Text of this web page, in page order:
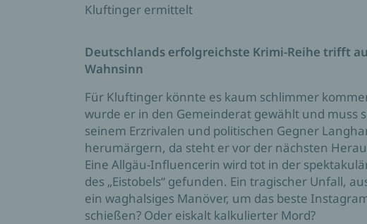
Kluftinger ermittelt
Deutschlands erfolgreichste Krimi-Reihe trifft
Wahnsinn
Für Kluftinger könnte es kaum schlimmer
wurde er in den Gemeinderat gewählt und muss
seinem Erzrivalen und politischen Gegner
herumärgern, da steht er vor der nächsten
Eine Allgäu-Influencerin wird tot in der
des „Eistobels“ gefunden. Ein tragischer Unfall,
ein waghalsiges Manöver, um das beste
schießen? Oder eiskalt kalkulierter Mord?